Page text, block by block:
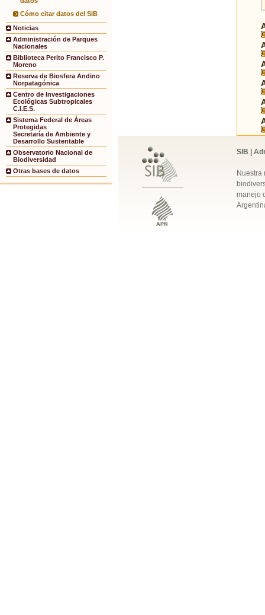
Cómo citar datos del SIB
Noticias
Administración de Parques
Nacionales
Biblioteca Perito Francisco P.
Moreno
Reserva de Biosfera Andino
Norpatagónica
Centro de Investigaciones
Ecológicas Subtropicales
C.I.E.S.
Sistema Federal de Áreas
Protegidas
Secretaría de Ambiente y
Desarrollo Sustentable
Observatorio Nacional de
Biodiversidad
Otras bases de datos
SIB |
Nuestra
manejo